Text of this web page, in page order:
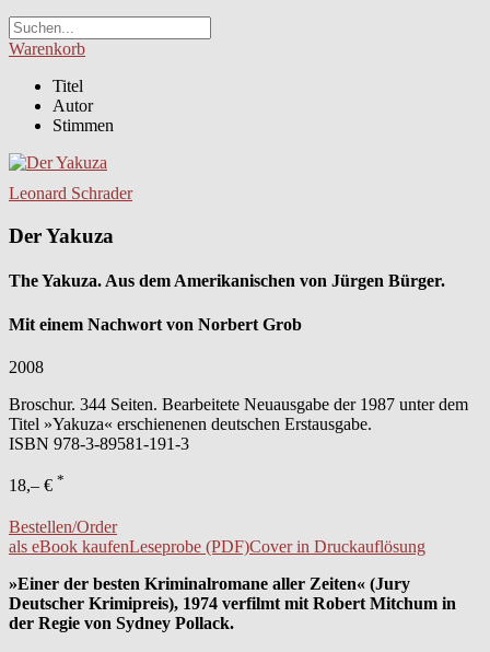
Warenkorb
Titel
Autor
Stimmen
Leonard Schrader
Der Yakuza
The Yakuza. Aus dem Amerikanischen von Jürgen Bürger.
Mit einem Nachwort von Norbert Grob
2008
Broschur. 344 Seiten. Bearbeitete Neuausgabe der 1987 unter dem
Titel »Yakuza« erschienenen deutschen Erstausgabe.
ISBN 978-3-89581-191-3
18,– € *
Bestellen/Order
als eBook kaufenLeseprobe (PDF)Cover in Druckauflösung
»Einer der besten Kriminalromane aller Zeiten« (Jury
Deutscher Krimipreis), 1974 verfilmt mit Robert Mitchum in
der Regie von Sydney Pollack.